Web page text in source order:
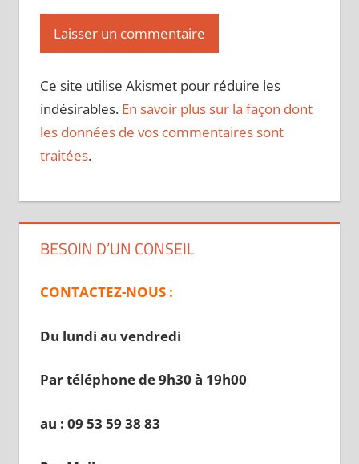
Ce site utilise Akismet pour réduire les
indésirables. En savoir plus sur la façon dont
les données de vos commentaires sont
traitées.
BESOIN D’UN CONSEIL
CONTACTEZ-NOUS :
Du lundi au vendredi
Par téléphone de 9h30 à 19h00
au : 09 53 59 38 83